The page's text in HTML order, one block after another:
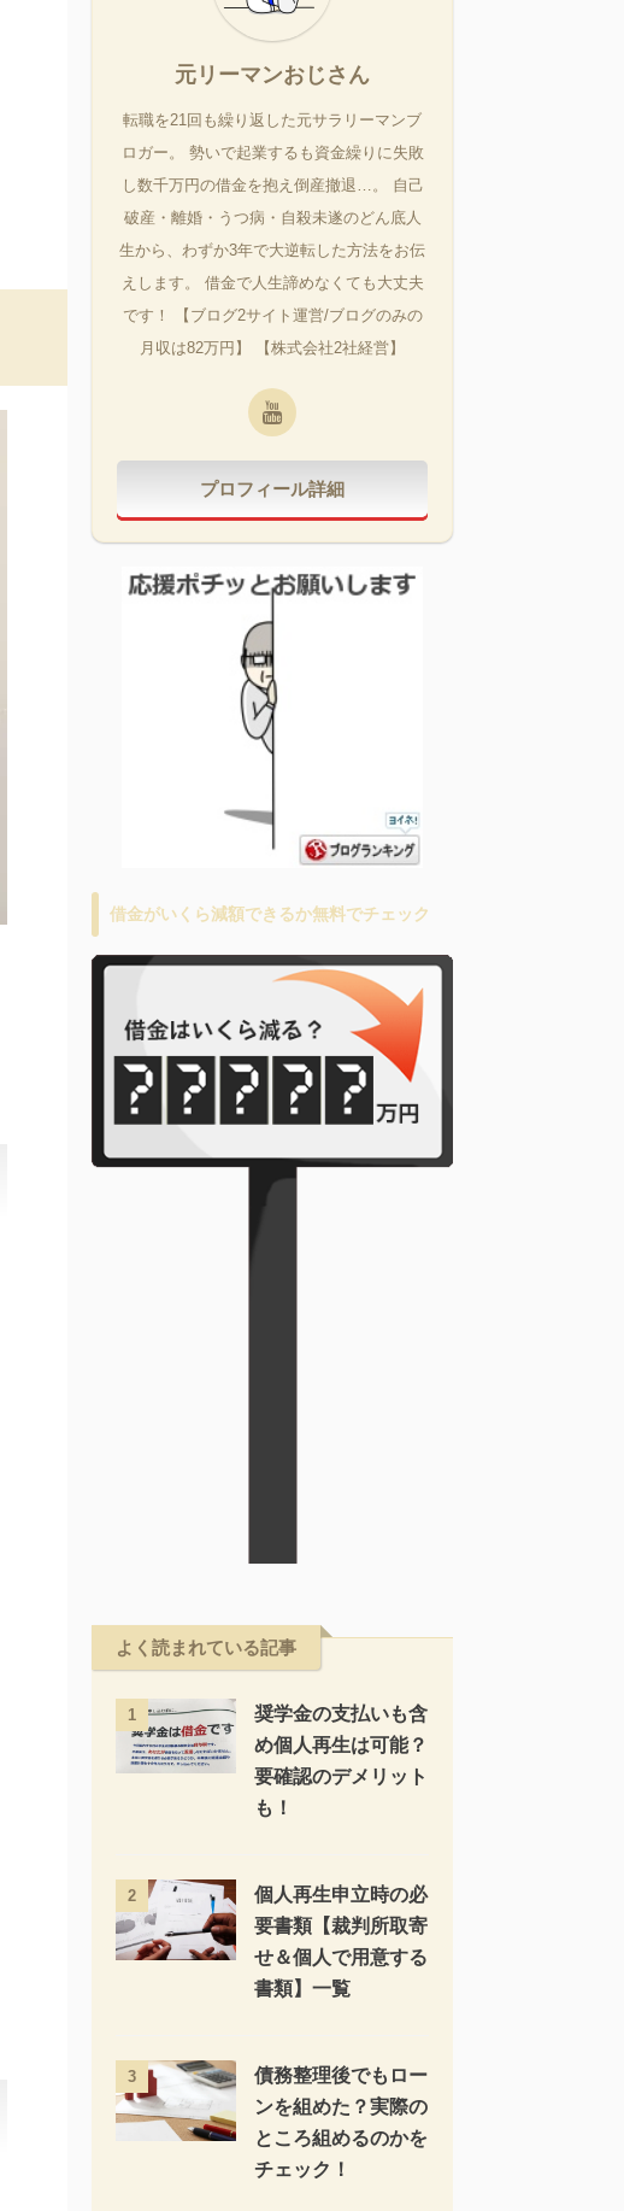
元リーマンおじさん
転職を21回も繰り返した元サラリーマンブ
ロガー。 勢いで起業するも資金繰りに失敗
し数千万円の借金を抱え倒産撤退…。 自己
破産・離婚・うつ病・自殺未遂のどん底人
生から、わずか3年で大逆転した方法をお伝
えします。 借金で人生諦めなくても大丈夫
です！ 【ブログ2サイト運営/ブログのみの
月収は82万円】 【株式会社2社経営】
プロフィール詳細
借金がいくら減額できるか無料でチェック
よく読まれている記事
1
奨学金の支払いも含
め個人再生は可能？
要確認のデメリット
も！
2
個人再生申立時の必
要書類【裁判所取寄
せ＆個人で用意する
書類】一覧
3
債務整理後でもロー
ンを組めた？実際の
ところ組めるのかを
チェック！